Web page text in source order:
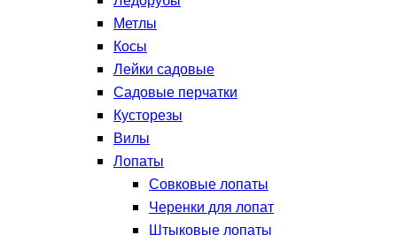
Метлы
Косы
Лейки садовые
Садовые перчатки
Кусторезы
Вилы
Лопаты
Совковые лопаты
Черенки для лопат